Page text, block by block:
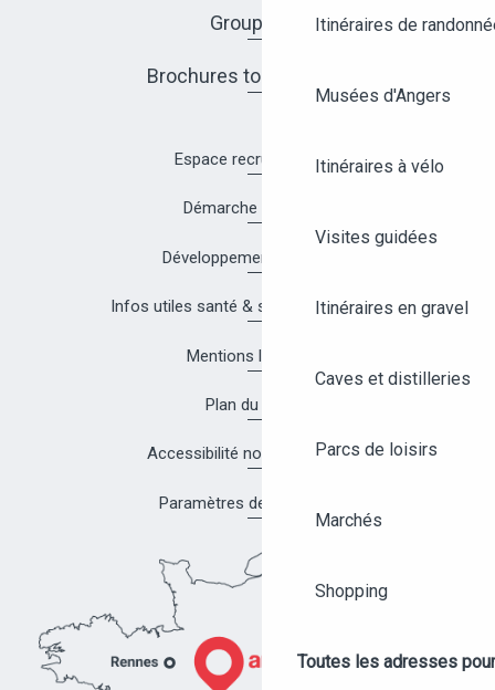
Itinéraires de
Musées d'Angers
Itinéraires à vélo
Visites guidées
Itinéraires en gravel
Caves et distilleries
Parcs de loisirs
Marchés
Shopping
Toutes les adresses
Groupes
Brochures touristiques
Espace recrutement
Démarche Qualité
Développement durable
Infos utiles santé & sécurité à Angers
Mentions légales
Plan du site
Accessibilité non conforme
Paramètres des cookies